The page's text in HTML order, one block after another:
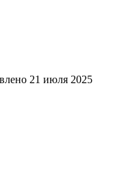
21 июля 2025